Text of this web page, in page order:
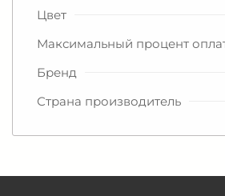
Цвет
Максимальный процент
Бренд
Страна производитель